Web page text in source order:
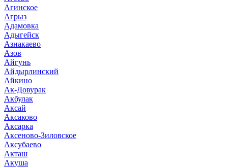
Агинское
Агрыз
Адамовка
Адыгейск
Азнакаево
Азов
Айгунь
Айдырлинский
Айкино
Ак-Довурак
Акбулак
Аксай
Аксаково
Аксарка
Аксеново-Зиловское
Аксубаево
Акташ
Акуша